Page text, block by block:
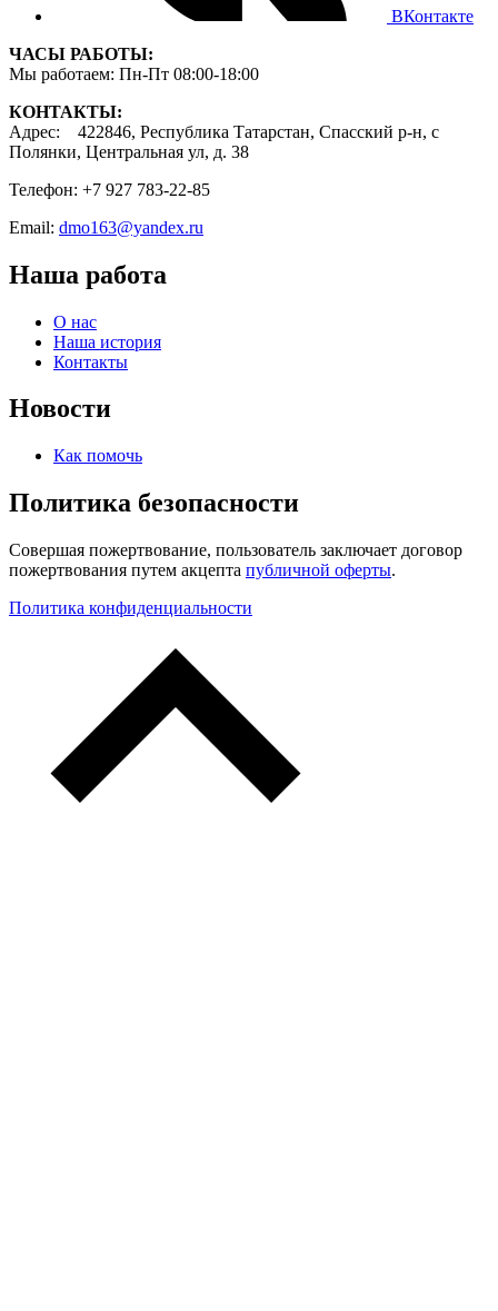
ВКонтакте
ЧАСЫ РАБОТЫ:
Мы работаем: Пн-Пт 08:00-18:00
КОНТАКТЫ:
Адрес: 422846, Республика Татарстан, Спасский р-н, с
Полянки, Центральная ул, д. 38
Телефон: +7 927 783-22-85
Email: dmo163@yandex.ru
Наша работа
О нас
Наша история
Контакты
Новости
Как помочь
Политика безопасности
Совершая пожертвование, пользователь заключает договор
пожертвования путем акцепта публичной оферты.
Политика конфиденциальности